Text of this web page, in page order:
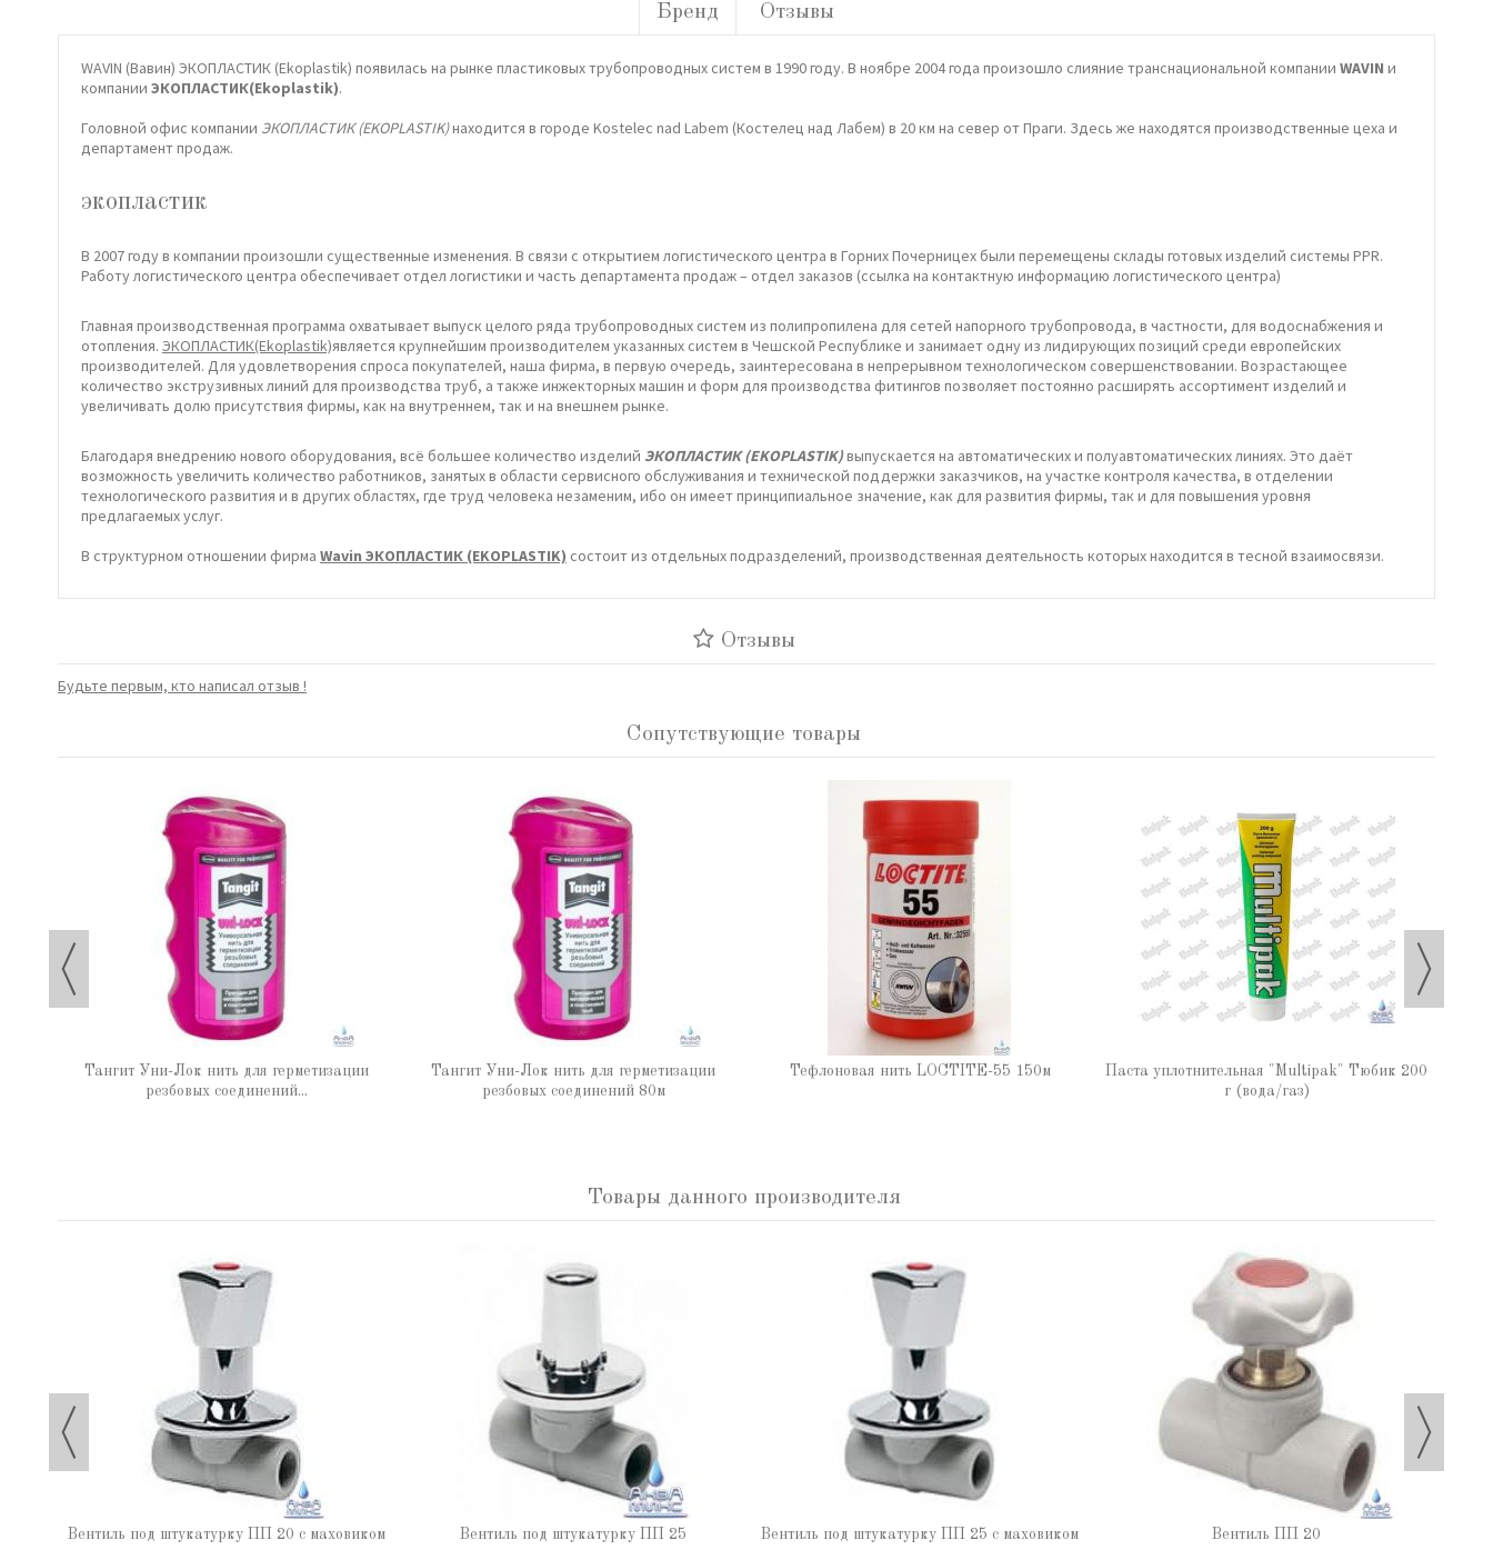
Бренд Отзывы
WAVIN (Вавин) ЭКОПЛАСТИК (Ekoplastik) появилась на рынке пластиковых трубопроводных систем в 1990 году. В ноябре 2004 года произошло слияние транснациональной компании WAVIN и
компании ЭКОПЛАСТИК(Ekoplastik).
Головной офис компании ЭКОПЛАСТИК (EKOPLASTIK)находится в городе Kostelec nad Labem (Костелец над Лабем) в 20 км на север от Праги. Здесь же находятся производственные цеха и
департамент продаж.
экопластик
В 2007 году в компании произошли существенные изменения. В связи с открытием логистического центра в Горних Почерницех были перемещены склады готовых изделий системы PPR.
Работу логистического центра обеспечивает отдел логистики и часть департамента продаж – отдел заказов (ссылка на контактную информацию логистического центра)
Главная производственная программа охватывает выпуск целого ряда трубопроводных систем из полипропилена для сетей напорного трубопровода, в частности, для водоснабжения и
отопления. ЭКОПЛАСТИК(Ekoplastik)является крупнейшим производителем указанных систем в Чешской Республике и занимает одну из лидирующих позиций среди европейских
производителей. Для удовлетворения спроса покупателей, наша фирма, в первую очередь, заинтересована в непрерывном технологическом совершенствовании. Возрастающее
количество экструзивных линий для производства труб, а также инжекторных машин и форм для производства фитингов позволяет постоянно расширять ассортимент изделий и
увеличивать долю присутствия фирмы, как на внутреннем, так и на внешнем рынке.
Благодаря внедрению нового оборудования, всё большее количество изделий ЭКОПЛАСТИК (EKOPLASTIK)выпускается на автоматических и полуавтоматических линиях. Это даёт
возможность увеличить количество работников, занятых в области сервисного обслуживания и технической поддержки заказчиков, на участке контроля качества, в отделении
технологического развития и в других областях, где труд человека незаменим, ибо он имеет принципиальное значение, как для развития фирмы, так и для повышения уровня
предлагаемых услуг.
В структурном отношении фирма Wavin ЭКОПЛАСТИК (EKOPLASTIK) состоит из отдельных подразделений, производственная деятельность которых находится в тесной взаимосвязи.
Отзывы
Будьте первым, кто написал отзыв !
Сопутствующие товары
Тангит Уни-Лок нить для герметизации
резбовых соединений...
Тангит Уни-Лок нить для герметизации
резбовых соединений 80м
Тефлоновая нить LOCTITE-55 150м
Паста уплотнительная "Multipak" Тюбик 200
г (вода/газ)
Товары данного производителя
Вентиль под штукатурку ПП 20 с маховиком Вентиль под штукатурку ПП 25 Вентиль под штукатурку ПП 25 с маховиком Вентиль ПП 20